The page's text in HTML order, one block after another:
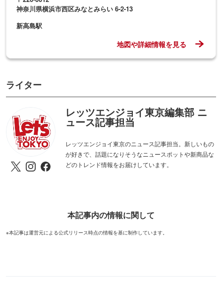
神奈川県横浜市西区みなとみらい 6-2-13
新高島駅
地図や詳細情報を見る
ライター
レッツエンジョイ東京編集部 ニ
ュース記事担当
レッツエンジョイ東京のニュース記事担当。新しいもの
が好きで、話題になりそうなニュースポットや新商品な
どのトレンド情報をお届けしています。
本記事内の情報に関して
※本記事は運営元による公式リリース時点の情報を基に制作しています。